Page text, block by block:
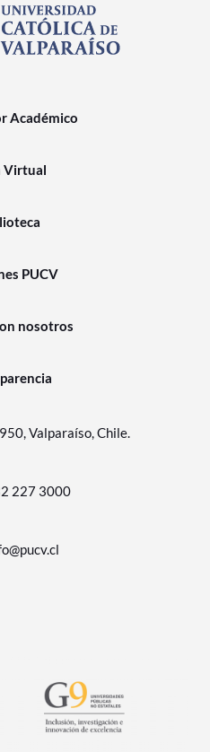
Académico
Virtual
PUCV
nosotros
Valparaíso, Chile.
227 3000